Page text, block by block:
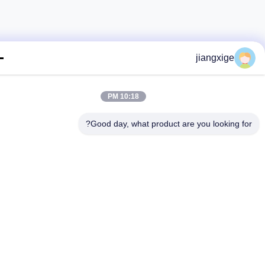
jiangxige
10:18 PM
Good day, what product are you looking